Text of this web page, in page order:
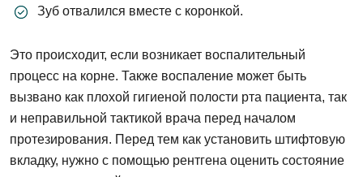
Зуб отвалился вместе с коронкой.
Это происходит, если возникает воспалительный
процесс на корне. Также воспаление может быть
вызвано как плохой гигиеной полости рта пациента, так
и неправильной тактикой врача перед началом
протезирования. Перед тем как установить штифтовую
вкладку, нужно с помощью рентгена оценить состояние